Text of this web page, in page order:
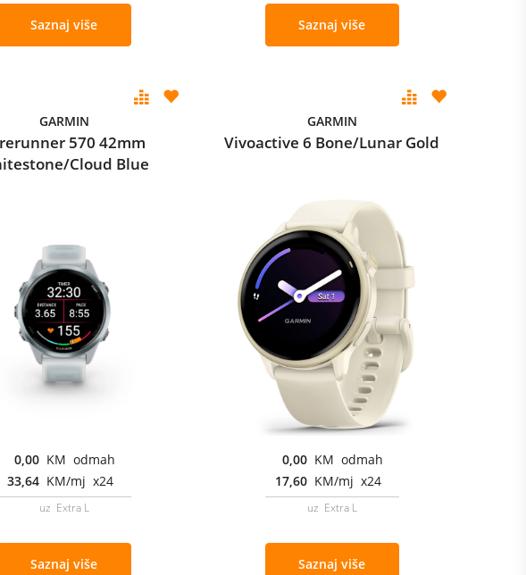
Saznaj više Saznaj više
GARMIN
570 42mm
Cloud Blue
0,00 KM odmah
33,64 KM/mj x24
uz Extra L
Saznaj više
GARMIN
Vivoactive 6 Bone/Lunar Gold
0,00 KM odmah
17,60 KM/mj x24
uz Extra L
Saznaj više